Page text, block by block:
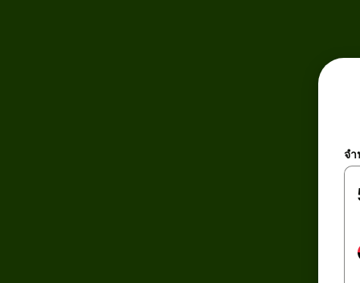
จ